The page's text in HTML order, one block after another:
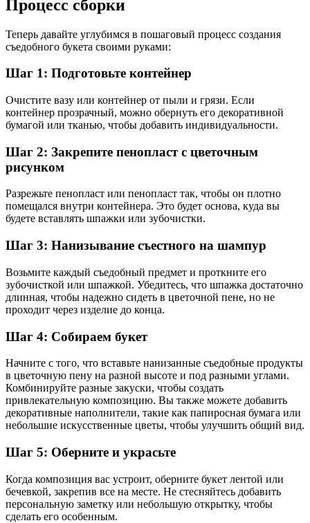
Процесс сборки
Теперь давайте углубимся в пошаговый процесс создания
съедобного букета своими руками:
Шаг 1: Подготовьте контейнер
Очистите вазу или контейнер от пыли и грязи. Если
контейнер прозрачный, можно обернуть его декоративной
бумагой или тканью, чтобы добавить индивидуальности.
Шаг 2: Закрепите пенопласт с цветочным
рисунком
Разрежьте пенопласт или пенопласт так, чтобы он плотно
помещался внутри контейнера. Это будет основа, куда вы
будете вставлять шпажки или зубочистки.
Шаг 3: Нанизывание съестного на шампур
Возьмите каждый съедобный предмет и проткните его
зубочисткой или шпажкой. Убедитесь, что шпажка достаточно
длинная, чтобы надежно сидеть в цветочной пене, но не
проходит через изделие до конца.
Шаг 4: Собираем букет
Начните с того, что вставьте нанизанные съедобные продукты
в цветочную пену на разной высоте и под разными углами.
Комбинируйте разные закуски, чтобы создать
привлекательную композицию. Вы также можете добавить
декоративные наполнители, такие как папиросная бумага или
небольшие искусственные цветы, чтобы улучшить общий вид.
Шаг 5: Оберните и украсьте
Когда композиция вас устроит, оберните букет лентой или
бечевкой, закрепив все на месте. Не стесняйтесь добавить
персональную заметку или небольшую открытку, чтобы
сделать его особенным.